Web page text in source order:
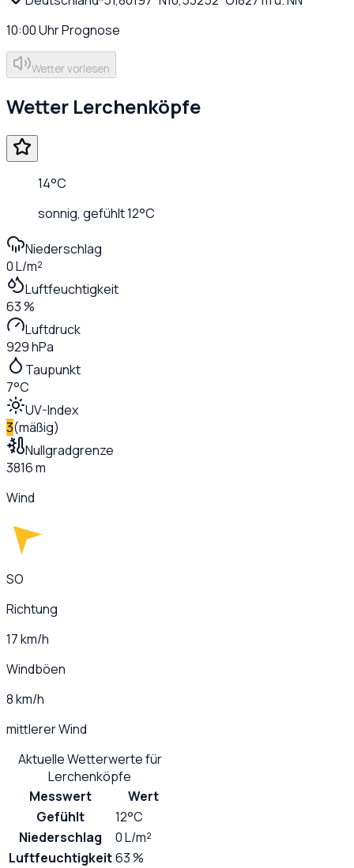
10:00UhrPrognose
Wetter vorlesen
Wetter Lerchenköpfe
14°C
sonnig, gefühlt12°C
Niederschlag
0 L/m²
Luftfeuchtigkeit
63 %
Luftdruck
929 hPa
Taupunkt
7°C
UV-Index
3(mäßig)
Nullgradgrenze
3816 m
Wind
SO
Richtung
17 km/h
Windböen
8 km/h
mittlerer Wind
Aktuelle Wetterwerte für
Lerchenköpfe
Messwert
Wert
Gefühlt
12°C
Niederschlag
0 L/m²
Luftfeuchtigkeit63 %